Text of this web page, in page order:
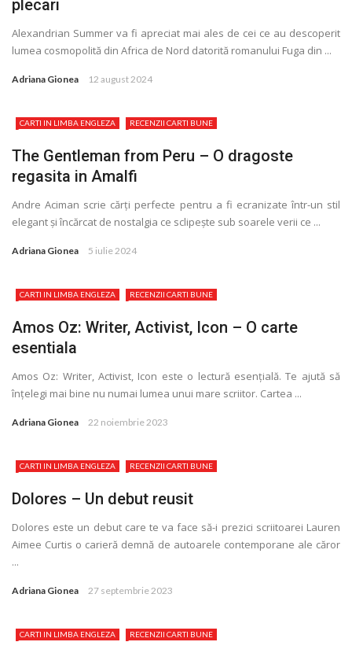
plecari
Alexandrian Summer va fi apreciat mai ales de cei ce au descoperit
lumea cosmopolită din Africa de Nord datorită romanului Fuga din ...
Adriana Gionea 12 august 2024
CARTI IN LIMBA ENGLEZA RECENZII CARTI BUNE
The Gentleman from Peru – O dragoste
regasita in Amalfi
Andre Aciman scrie cărţi perfecte pentru a fi ecranizate într-un stil
elegant și încărcat de nostalgia ce sclipește sub soarele verii ce ...
Adriana Gionea 5 iulie 2024
CARTI IN LIMBA ENGLEZA RECENZII CARTI BUNE
Amos Oz: Writer, Activist, Icon – O carte
esentiala
Amos Oz: Writer, Activist, Icon este o lectură esenţială. Te ajută să
înţelegi mai bine nu numai lumea unui mare scriitor. Cartea ...
Adriana Gionea 22 noiembrie 2023
CARTI IN LIMBA ENGLEZA RECENZII CARTI BUNE
Dolores – Un debut reusit
Dolores este un debut care te va face să-i prezici scriitoarei Lauren
Aimee Curtis o carieră demnă de autoarele contemporane ale căror
...
Adriana Gionea 27 septembrie 2023
CARTI IN LIMBA ENGLEZA RECENZII CARTI BUNE